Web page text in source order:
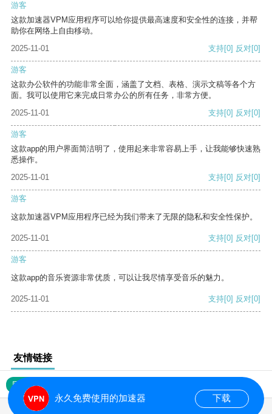
游客
这款加速器VPM应用程序可以给你提供最高速度和安全性的连接，并帮
助你在网络上自由移动。
2025-11-01
支持[0] 反对[0]
游客
这款办公软件的功能非常全面，涵盖了文档、表格、演示文稿等各个方
面。我可以使用它来完成日常办公的所有任务，非常方便。
2025-11-01
支持[0] 反对[0]
游客
这款app的用户界面简洁明了，使用起来非常容易上手，让我能够快速熟
悉操作。
2025-11-01
支持[0] 反对[0]
游客
这款加速器VPM应用程序已经为我们带来了无限的隐私和安全性保护。
2025-11-01 支持[0] 反对[0]
游客
这款app的音乐资源非常优质，可以让我尽情享受音乐的魅力。
2025-11-01 支持[0] 反对[0]
友情链接
网站地图
永久免费使用的加速器 下载